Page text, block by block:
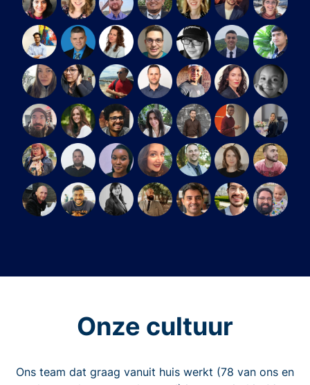
Onze cultuur
Ons team dat graag vanuit huis werkt (78 van ons en